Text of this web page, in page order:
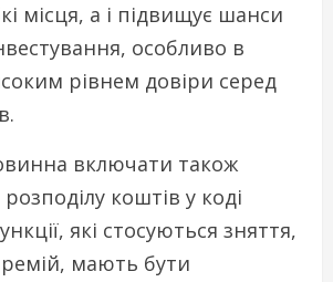
місця, а і підвищує шанси
особливо в
рівнем довіри серед
включати також
розподілу коштів у коді
які стосуються зняття,
мають бути